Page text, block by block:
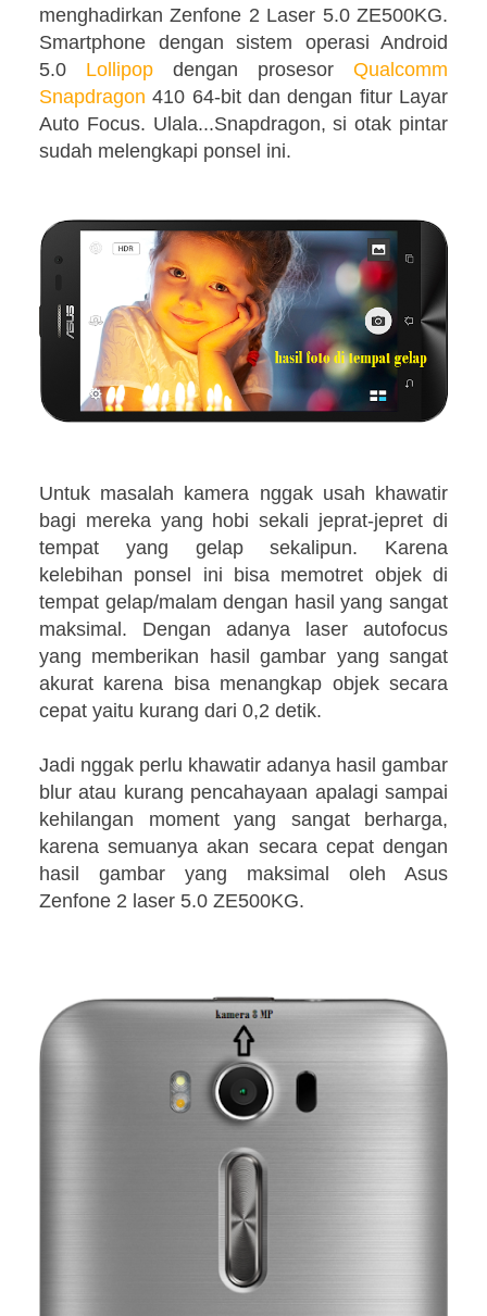
menghadirkan Zenfone 2 Laser 5.0 ZE500KG.
Smartphone dengan sistem operasi Android
5.0 Lollipop dengan prosesor Qualcomm
Snapdragon 410 64-bit dan dengan fitur Layar
Auto Focus. Ulala...Snapdragon, si otak pintar
sudah melengkapi ponsel ini.
Untuk masalah kamera nggak usah khawatir
bagi mereka yang hobi sekali jeprat-jepret di
tempat yang gelap sekalipun. Karena
kelebihan ponsel ini bisa memotret objek di
tempat gelap/malam dengan hasil yang sangat
maksimal. Dengan adanya laser autofocus
yang memberikan hasil gambar yang sangat
akurat karena bisa menangkap objek secara
cepat yaitu kurang dari 0,2 detik.
Jadi nggak perlu khawatir adanya hasil gambar
blur atau kurang pencahayaan apalagi sampai
kehilangan moment yang sangat berharga,
karena semuanya akan secara cepat dengan
hasil gambar yang maksimal oleh Asus
Zenfone 2 laser 5.0 ZE500KG.